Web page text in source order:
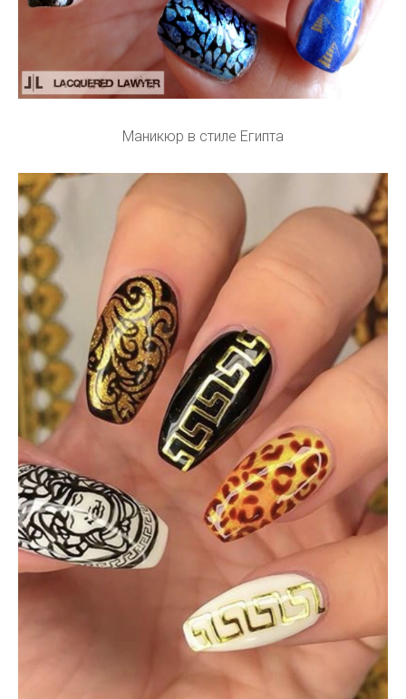
Маникюр в стиле Египта